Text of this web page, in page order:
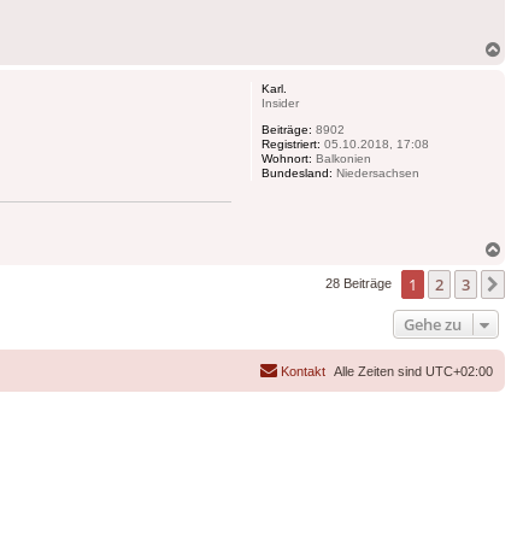
Karl.
Insider
Beiträge: 8902
Registriert: 05.10.2018, 17:08
Wohnort: Balkonien
Bundesland: Niedersachsen
28 Beiträge 1 2 3
Gehe zu
Alle Zeiten sind UTC+02:00
Kontakt